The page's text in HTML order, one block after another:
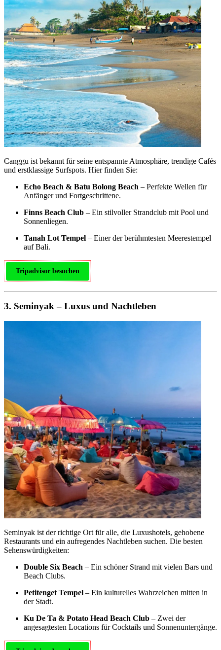
Canggu ist bekannt für seine entspannte Atmosphäre, trendige Cafés
und erstklassige Surfspots. Hier finden Sie:
Echo Beach & Batu Bolong Beach – Perfekte Wellen für
Anfänger und Fortgeschrittene.
Finns Beach Club – Ein stilvoller Strandclub mit Pool und
Sonnenliegen.
Tanah Lot Tempel – Einer der berühmtesten Meerestempel
auf Bali.
Tripadvisor besuchen
3. Seminyak – Luxus und Nachtleben
Seminyak ist der richtige Ort für alle, die Luxushotels, gehobene
Restaurants und ein aufregendes Nachtleben suchen. Die besten
Sehenswürdigkeiten:
Double Six Beach – Ein schöner Strand mit vielen Bars und
Beach Clubs.
Petitenget Tempel – Ein kulturelles Wahrzeichen mitten in
der Stadt.
Ku De Ta & Potato Head Beach Club – Zwei der
angesagtesten Locations für Cocktails und Sonnenuntergänge.